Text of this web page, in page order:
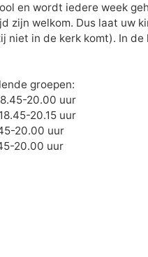
en wordt iedere week
zijn welkom. Dus laat uw
niet in de kerk komt). In
groepen:
20.00 uur
20.15 uur
20.00 uur
20.00 uur